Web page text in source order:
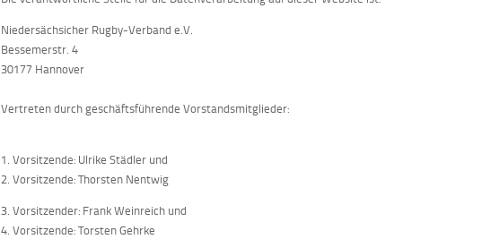
Niedersächsicher Rugby-Verband e.V.
Bessemerstr. 4
30177 Hannover
Vertreten durch geschäftsführende Vorstandsmitglieder:
1. Vorsitzende: Ulrike Städler und
2. Vorsitzende: Thorsten Nentwig
3. Vorsitzender: Frank Weinreich und
4. Vorsitzende: Torsten Gehrke